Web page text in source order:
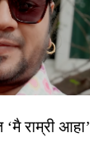
राम्री आहा’